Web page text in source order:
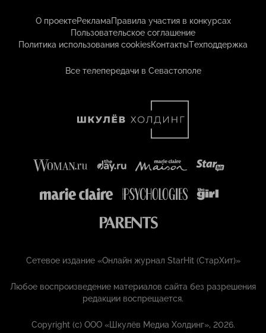
О проектеРекламаПравила участия в конкурсах
Пользовательское соглашение
Политика использования cookiesКонтактыТехподдержка
Все телепередачи в Севастополе
Сетевое издание «Онлайн журнал StarHit (СтарХит)»
Любое воспроизведение материалов сайта без разрешения
редакции воспрещается.
Copyright (с) ООО «Шкулёв Медиа Холдинг», 2026.